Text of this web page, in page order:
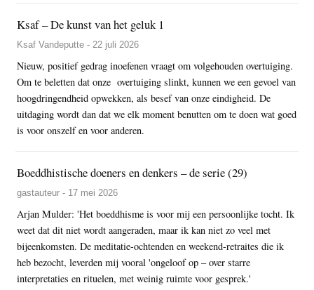
Ksaf – De kunst van het geluk 1
Ksaf Vandeputte - 22 juli 2026
Nieuw, positief gedrag inoefenen vraagt om volgehouden overtuiging.
Om te beletten dat onze overtuiging slinkt, kunnen we een gevoel van
hoogdringendheid opwekken, als besef van onze eindigheid. De
uitdaging wordt dan dat we elk moment benutten om te doen wat goed
is voor onszelf en voor anderen.
Boeddhistische doeners en denkers – de serie (29)
gastauteur - 17 mei 2026
Arjan Mulder: 'Het boeddhisme is voor mij een persoonlijke tocht. Ik
weet dat dit niet wordt aangeraden, maar ik kan niet zo veel met
bijeenkomsten. De meditatie-ochtenden en weekend-retraites die ik
heb bezocht, leverden mij vooral 'ongeloof op – over starre
interpretaties en rituelen, met weinig ruimte voor gesprek.'